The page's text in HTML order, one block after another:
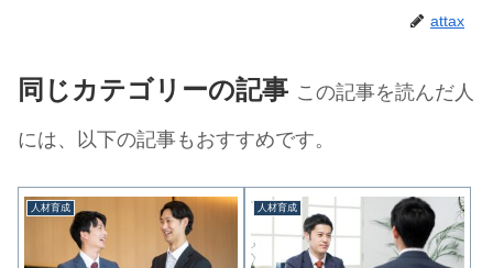
attax
同じカテゴリーの記事 この記事を読んだ人
には、以下の記事もおすすめです。
人材育成 人材育成